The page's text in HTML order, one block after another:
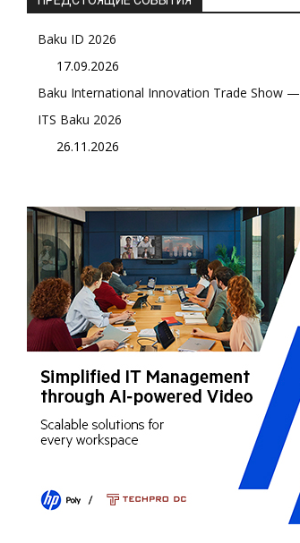
Baku ID 2026
17.09.2026
Baku International Innovation Trade Show —
ITS Baku 2026
26.11.2026